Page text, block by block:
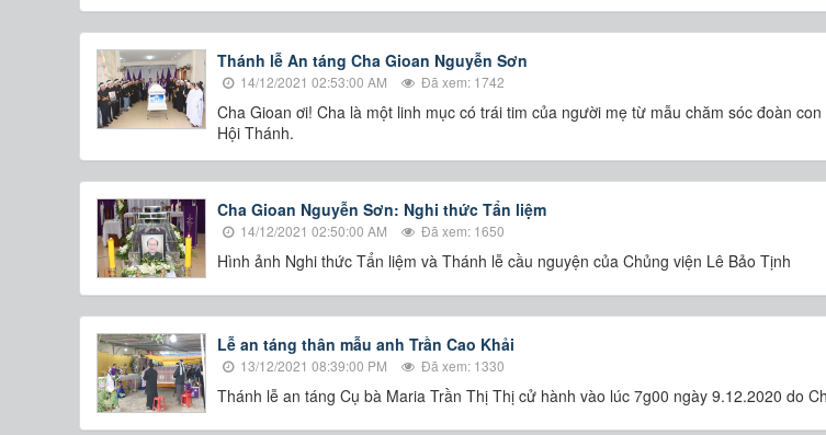
Thánh lễ An táng Cha Gioan Nguyễn Sơn
14/12/2021 02:53:00 AM Đã xem: 1742
Cha Gioan ơi! Cha là một linh mục có trái tim của người mẹ từ mẫu chăm sóc đoàn
Hội Thánh.
Cha Gioan Nguyễn Sơn: Nghi thức Tẩn liệm
14/12/2021 02:50:00 AM Đã xem: 1650
Hình ảnh Nghi thức Tẩn liệm và Thánh lễ cầu nguyện của Chủng viện Lê Bảo Tịnh
Lễ an táng thân mẫu anh Trần Cao Khải
13/12/2021 08:39:00 PM Đã xem: 1330
Thánh lễ an táng Cụ bà Maria Trần Thị Thị cử hành vào lúc 7g00 ngày 9.12.2020 do